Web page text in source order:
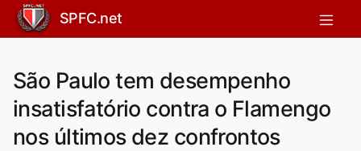
SPFC.net
São Paulo tem desempenho
insatisfatório contra o Flamengo
nos últimos dez confrontos